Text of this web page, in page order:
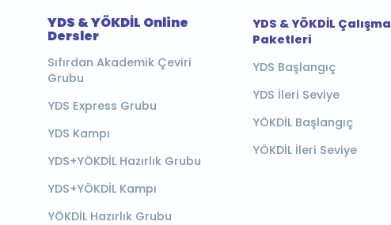
YDS & YÖKDİL Online
Dersler
Sıfırdan Akademik Çeviri
Grubu
YDS Express Grubu
YDS Kampı
YDS+YÖKDİL Hazırlık Grubu
YDS+YÖKDİL Kampı
YÖKDİL Hazırlık Grubu
YDS & YÖKDİL Çalışma
Paketleri
YDS Başlangıç
YDS İleri Seviye
YÖKDİL Başlangıç
YÖKDİL İleri Seviye